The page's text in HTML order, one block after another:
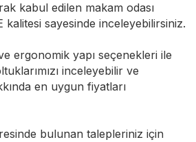
kabul edilen makam odası
kalitesi sayesinde inceleyebilirsiniz.
ergonomik yapı seçenekleri ile
inceleyebilir ve
en uygun fiyatları
bulunan talepleriniz için